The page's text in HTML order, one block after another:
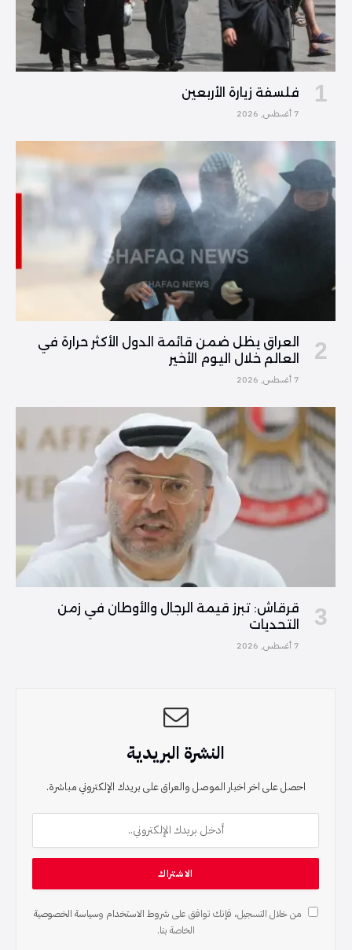
فلسفة زيارة الأربعين
7 أغسطس, 2026
العراق يظل ضمن قائمة الدول الأكثر حرارة في
العالم خلال اليوم الأخير
7 أغسطس, 2026
قرقاش: تبرز قيمة الرجال والأوطان في زمن
التحديات
7 أغسطس, 2026
النشرة البريدية
احصل على اخر اخبار الموصل والعراق على بريدك الإلكتروني مباشرة.
من خلال التسجيل، فإنك توافق على شروط الاستخدام وسياسة الخصوصية
الخاصة بنا.